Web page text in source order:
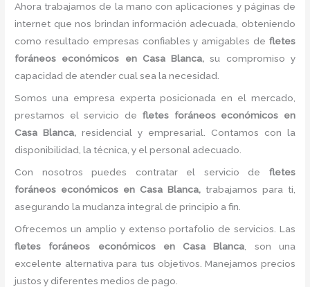
Ahora trabajamos de la mano con aplicaciones y páginas de
internet que nos brindan información adecuada, obteniendo
como resultado empresas confiables y amigables de fletes
foráneos económicos
en Casa Blanca,su compromiso y
capacidad de atender cual sea la necesidad.
Somos una empresa experta posicionada en el mercado,
prestamos el servicio de fletes foráneos económicos en
Casa Blanca, residencial y empresarial. Contamos con la
disponibilidad, la técnica, y el personal adecuado.
Con nosotros puedes contratar el servicio de fletes
foráneos económicos en Casa Blanca, trabajamos para ti,
asegurando la mudanza integral de principio a fin.
Ofrecemos un amplio y extenso portafolio de servicios. Las
fletes foráneos económicos en Casa Blanca , son una
excelente alternativa para tus objetivos. Manejamos precios
justos y diferentes medios de pago.